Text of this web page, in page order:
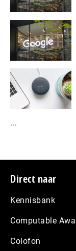
...
Footer
Direct naar
Kennisbank
Computable
Colofon